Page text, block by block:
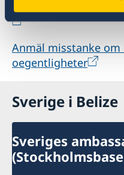
Anmäl klagomål mot
Anmäl misstanke
oegentligheter
Sverige i Belize
Sveriges